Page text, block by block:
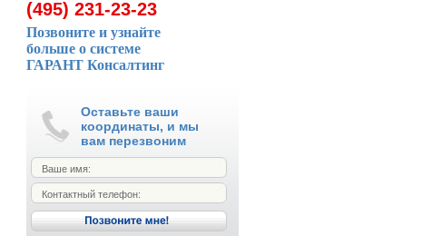
(495) 231-23-23
Позвоните и узнайте
больше о системе
ГАРАНТ Консалтинг
Оставьте ваши
координаты, и мы
вам перезвоним
Ваше имя:
Контактный телефон: